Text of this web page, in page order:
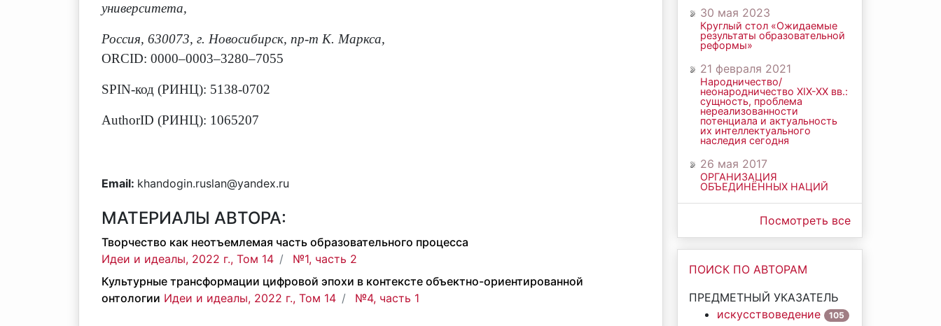
университета,
Россия, 630073, г. Новосибирск, пр-т К. Маркса,
ORCID: 0000–0003–3280–7055
SPIN-код (РИНЦ): 5138-0702
AuthorID (РИНЦ): 1065207
Email: khandogin.ruslan@yandex.ru
МАТЕРИАЛЫ АВТОРА:
Творчество как неотъемлемая часть образовательного процесса
Идеи и идеалы, 2022 г., Том 14
№1, часть 2
Культурные трансформации цифровой эпохи в контексте объектно-ориентированной
онтологии Идеи и идеалы, 2022 г., Том 14 №4, часть 1
30 мая 2023
Круглый стол «Ожидаемые
результаты образовательной
реформы»
21 февраля 2021
Народничество/
неонародничество ХIХ-ХХ вв.:
сущность, проблема
нереализованности
потенциала и актуальность
их интеллектуального
наследия сегодня
26 мая 2017
ОРГАНИЗАЦИЯ
ОБЪЕДИНЁННЫХ НАЦИЙ
Посмотреть все
ПОИСК ПО АВТОРАМ
ПРЕДМЕТНЫЙ УКАЗАТЕЛЬ
искусствоведение
105